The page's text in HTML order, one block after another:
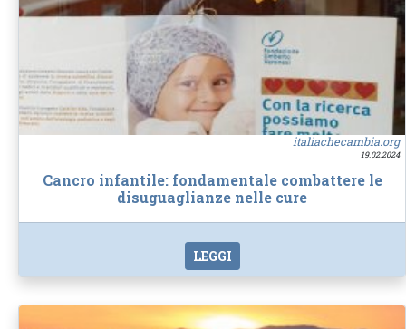
italiachecambia.org
19.02.2024
Cancro infantile: fondamentale combattere le
disuguaglianze nelle cure
LEGGI